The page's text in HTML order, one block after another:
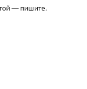
— пишите.